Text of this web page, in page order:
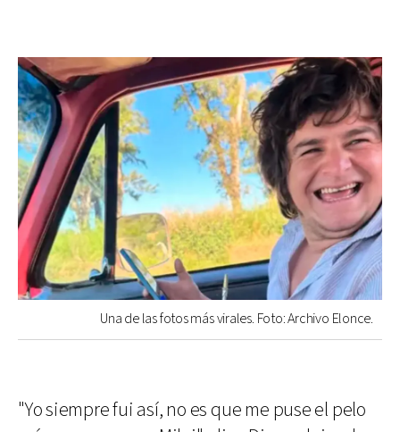
Una de las fotos más virales. Foto: Archivo Elonce.
"Yo siempre fui así, no es que me puse el pelo